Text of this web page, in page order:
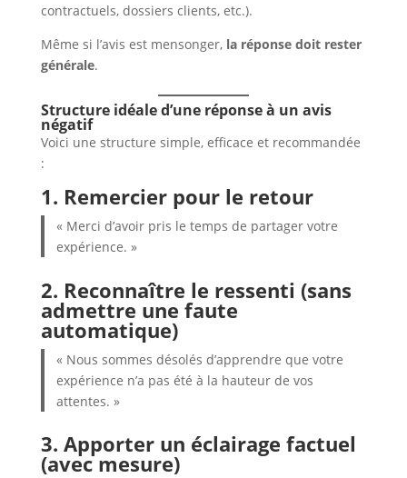
contractuels, dossiers clients, etc.).
Même si l’avis est mensonger, la réponse doit rester
générale.
Structure idéale d’une réponse à un avis
négatif
Voici une structure simple, efficace et recommandée
:
1. Remercier pour le retour
« Merci d’avoir pris le temps de partager votre
expérience. »
2. Reconnaître le ressenti (sans
admettre une faute
automatique)
« Nous sommes désolés d’apprendre que votre
expérience n’a pas été à la hauteur de vos
attentes. »
3. Apporter un éclairage factuel
(avec mesure)